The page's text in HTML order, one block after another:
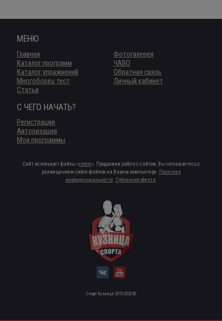
МЕНЮ
Главная
Каталог программ
Каталог упражнений
Многоборец тест
Статьи
Фотогалерея
ЧАВО
Обратная связь
Личный кабинет
С ЧЕГО НАЧАТЬ?
Регистрация
Авторизация
Мои программы
Сайт использует файлы «cookie». Продолжив работу с сайтом, Вы соглашаетесь с
размещением cookie-файлов на Вашем компьютере. Политика
конфиденциальности. Публичная оферта.
Спорт Кузница 2015-2025 ©